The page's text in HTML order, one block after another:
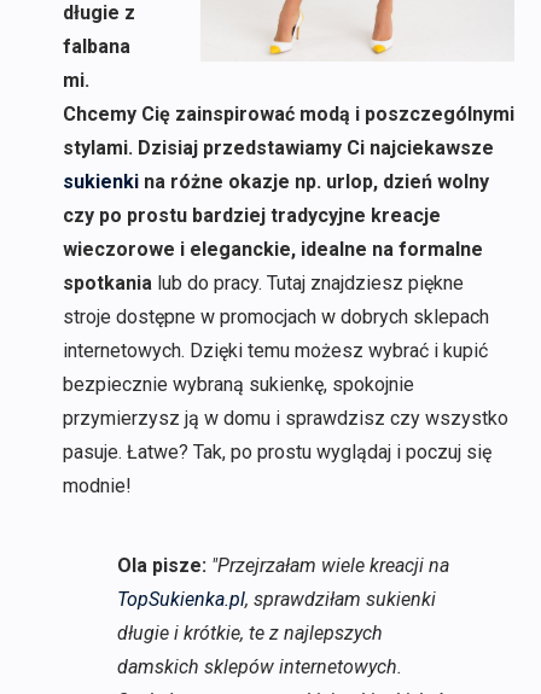
długie z
falbana
mi.
Chcemy Cię zainspirować modą i poszczególnymi
stylami. Dzisiaj przedstawiamy Ci najciekawsze
sukienkina różne okazje np. urlop, dzień wolny
czy po prostu bardziej tradycyjne kreacje
wieczorowe i eleganckie, idealne na formalne
spotkanialub do pracy. Tutaj znajdziesz piękne
stroje dostępne w promocjach w dobrych sklepach
internetowych. Dzięki temu możesz wybrać i kupić
bezpiecznie wybraną sukienkę, spokojnie
przymierzysz ją w domu i sprawdzisz czy wszystko
pasuje. Łatwe? Tak, po prostu wyglądaj i poczuj się
modnie!
Ola pisze: "Przejrzałam wiele kreacji na
TopSukienka.pl, sprawdziłam sukienki
długie i krótkie, te z najlepszych
damskich sklepów internetowych.